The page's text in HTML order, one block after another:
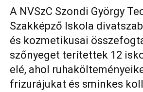
A NVSzC Szondi György
Szakképző Iskola
és kozmetikusai
szőnyeget terítettek 12
elé, ahol
frizurájukat és sminkes